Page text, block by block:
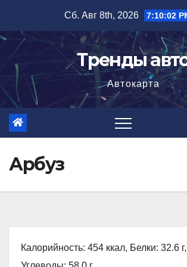
содержимому
Сб. Авг 8th, 2026 7:10:03
Тренды
Автокарта
Арбуз
Калорийность: 454 ккал, Белки: 32.6